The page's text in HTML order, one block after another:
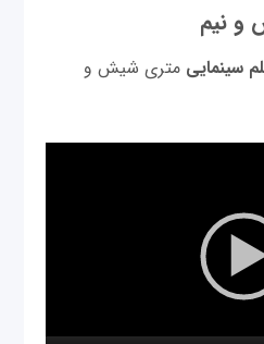
و نیم
سینماییمتری شیش و